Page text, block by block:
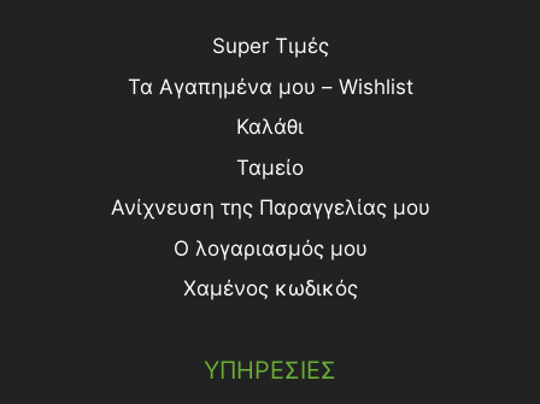
Super Τιμές
Τα Αγαπημένα μου – Wishlist
Καλάθι
Ταμείο
Ανίχνευση της Παραγγελίας μου
Ο λογαριασμός μου
Χαμένος κωδικός
ΥΠΗΡΕΣΙΕΣ